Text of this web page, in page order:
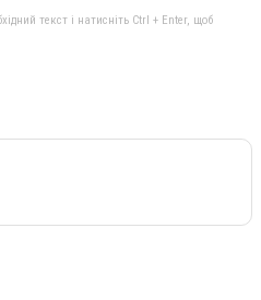
текст і натисніть Ctrl + Enter, щоб